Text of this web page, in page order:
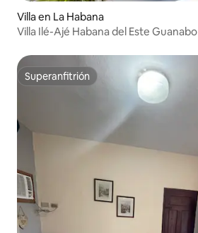
Villa en La Habana
Villa Ilé-Ajé Habana del Este Guanabo
Superanfitrión
Superanfitrión